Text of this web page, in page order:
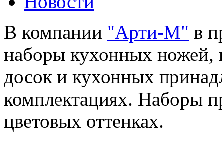
В компании "Арти-М" в
наборы кухонных ножей,
досок и кухонных
комплектациях. Наборы
цветовых оттенках.